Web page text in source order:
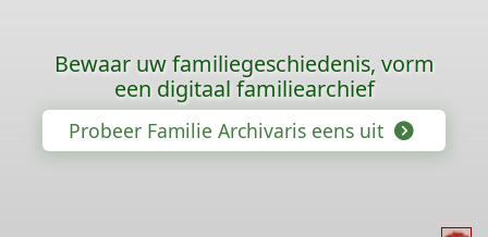
Bewaar uw familiegeschiedenis, vorm
een digitaal familiearchief
Probeer Familie Archivaris eens uit